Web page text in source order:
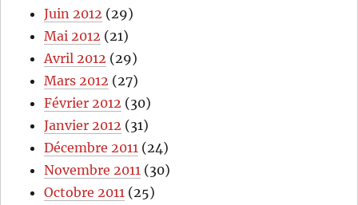
Juin 2012 (29)
Mai 2012 (21)
Avril 2012 (29)
Mars 2012 (27)
Février 2012 (30)
Janvier 2012 (31)
Décembre 2011 (24)
Novembre 2011 (30)
Octobre 2011 (25)